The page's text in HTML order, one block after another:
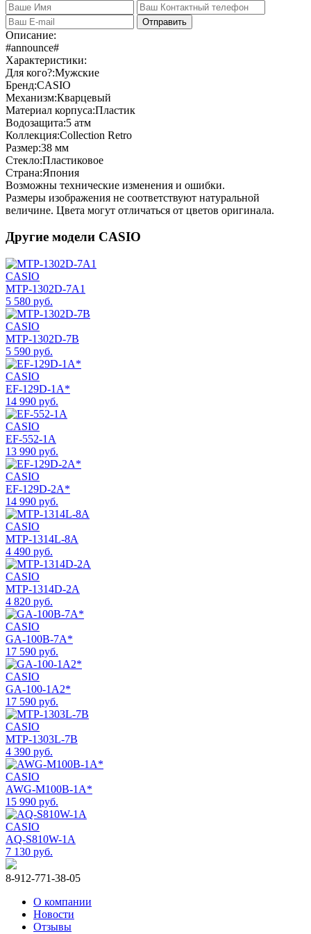
Отправить
Описание:
#announce#
Характеристики:
Для кого?:Мужские
Бренд:CASIO
Механизм:Кварцевый
Материал корпуса:Пластик
Водозащита:5 атм
Коллекция:Collection Retro
Размер:38 мм
Стекло:Пластиковое
Страна:Япония
Возможны технические изменения и ошибки.
Размеры изображения не соответствуют натуральной
величине. Цвета могут отличаться от цветов оригинала.
Другие модели CASIO
CASIO
MTP-1302D-7A1
5 580 руб.
CASIO
MTP-1302D-7B
5 590 руб.
CASIO
EF-129D-1A*
14 990 руб.
CASIO
EF-552-1A
13 990 руб.
CASIO
EF-129D-2A*
14 990 руб.
CASIO
MTP-1314L-8A
4 490 руб.
CASIO
MTP-1314D-2A
4 820 руб.
CASIO
GA-100B-7A*
17 590 руб.
CASIO
GA-100-1A2*
17 590 руб.
CASIO
MTP-1303L-7B
4 390 руб.
CASIO
AWG-M100B-1A*
15 990 руб.
CASIO
AQ-S810W-1A
7 130 руб.
8-912-771-38-05
О компании
Новости
Отзывы